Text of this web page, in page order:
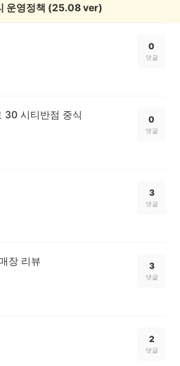
운영정책 (25.08 ver)
0
댓글
30 시티반점 중식 0
댓글
3
댓글
장 리뷰 3
댓글
2
댓글